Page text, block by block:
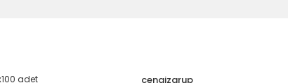
cengizgrup